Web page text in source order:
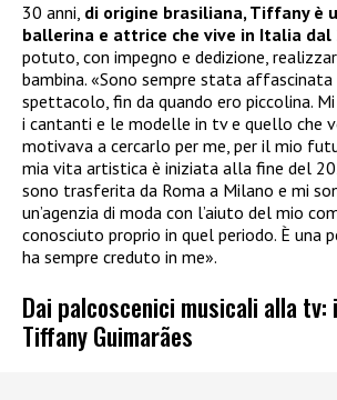
30 anni, di origine brasiliana, Tiffany è
ballerina e attrice che vive in Italia dal
potuto, con impegno e dedizione,
bambina. «Sono sempre stata
spettacolo, fin da quando ero piccolina.
i cantanti e le modelle in tv e quello che
motivava a cercarlo per me, per il mio
mia vita artistica è iniziata alla fine del
sono trasferita da Roma a Milano e mi
un’agenzia di moda con l’aiuto del mio
conosciuto proprio in quel periodo. È una
ha sempre creduto in me».
Dai palcoscenici musicali alla tv:
Tiffany Guimarães